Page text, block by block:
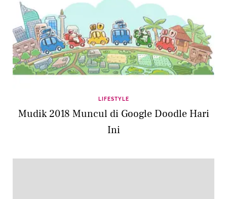
LIFESTYLE
Mudik 2018 Muncul di Google Doodle Hari
Ini